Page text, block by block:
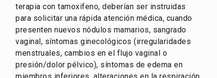
terapia con tamoxifeno, deberían ser instruidas
para solicitar una rápida atención médica, cuando
presenten nuevos nódulos mamarios, sangrado
vaginal, síntomas ginecológicos (irregularidades
menstruales, cambios en el flujo vaginal o
presión/dolor pélvico), síntomas de edema en
miembros inferiores, alteraciones en la respiración